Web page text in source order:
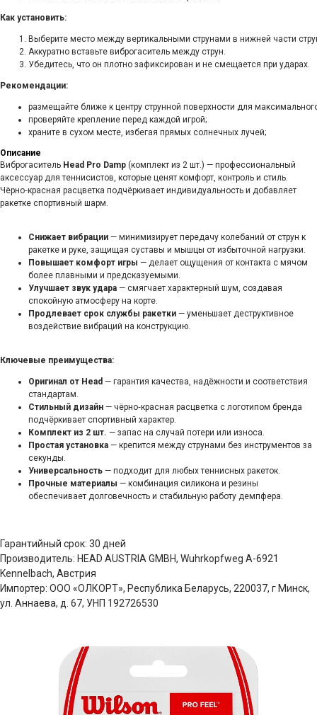
Как установить:
Выберите место между вертикальными струнами в нижней части
Аккуратно вставьте виброгаситель между струн.
Убедитесь, что он плотно зафиксирован и не смещается при ударах.
Рекомендации:
размещайте ближе к центру струнной поверхности для
проверяйте крепление перед каждой игрой;
храните в сухом месте, избегая прямых солнечных лучей;
Описание
Виброгаситель Head Pro Damp (комплект из 2 шт.) — профессиональный
аксессуар для теннисистов, которые ценят комфорт, контроль и стиль.
Чёрно‑красная расцветка подчёркивает индивидуальность и добавляет
ракетке спортивный шарм.
Снижает вибрации — минимизирует передачу колебаний от струн к
ракетке и руке, защищая суставы и мышцы от избыточной нагрузки.
Повышает комфорт игры — делает ощущения от контакта с мячом
более плавными и предсказуемыми.
Улучшает звук удара — смягчает характерный шум, создавая
спокойную атмосферу на корте.
Продлевает срок службы ракетки — уменьшает деструктивное
воздействие вибраций на конструкцию.
Ключевые преимущества:
Оригинал от Head — гарантия качества, надёжности и соответствия
стандартам.
Стильный дизайн — чёрно‑красная расцветка с логотипом бренда
подчёркивает спортивный характер.
Комплект из 2 шт. — запас на случай потери или износа.
Простая установка — крепится между струнами без инструментов за
секунды.
Универсальность — подходит для любых теннисных ракеток.
Прочные материалы — комбинация силикона и резины
обеспечивает долговечность и стабильную работу демпфера.
Гарантийный срок: 30 дней
Производитель: HEAD AUSTRIA GMBH, Wuhrkopfweg A-6921
Kennelbach, Австрия
Импортер: ООО «ОЛКОРТ», Республика Беларусь, 220037, г Минск,
ул. Аннаева, д. 67, УНП 192726530